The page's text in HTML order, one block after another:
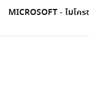
MICROSOFT - ไมโค